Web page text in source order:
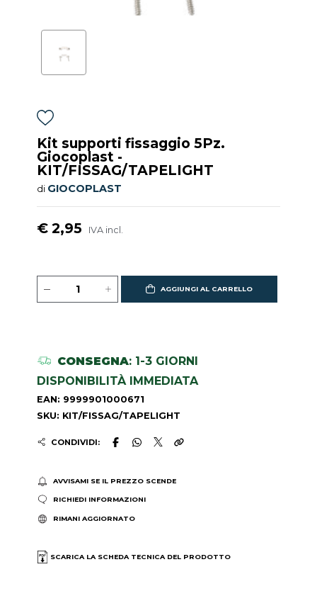
Kit supporti fissaggio 5Pz.
Giocoplast -
KIT/FISSAG/TAPELIGHT
di GIOCOPLAST
€ 2,95 IVA incl.
AGGIUNGI AL CARRELLO
CONSEGNA: 1-3 GIORNI
DISPONIBILITÀ IMMEDIATA
EAN: 9999901000671
SKU: KIT/FISSAG/TAPELIGHT
CONDIVIDI:
AVVISAMI SE IL PREZZO SCENDE
RICHIEDI INFORMAZIONI
RIMANI AGGIORNATO
SCARICA LA SCHEDA TECNICA DEL PRODOTTO